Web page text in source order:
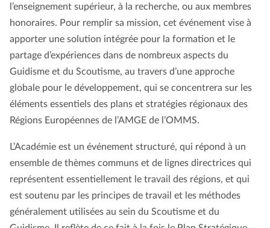
l’enseignement supérieur, à la recherche, ou aux membres
honoraires. Pour remplir sa mission, cet événement vise à
apporter une solution intégrée pour la formation et le
partage d’expériences dans de nombreux aspects du
Guidisme et du Scoutisme, au travers d’une approche
globale pour le développement, qui se concentrera sur les
éléments essentiels des plans et stratégies régionaux des
Régions Européennes de l’AMGE de l’OMMS.
L’Académie est un événement structuré, qui répond à un
ensemble de thèmes communs et de lignes directrices qui
représentent essentiellement le travail des régions, et qui
est soutenu par les principes de travail et les méthodes
généralement utilisées au sein du Scoutisme et du